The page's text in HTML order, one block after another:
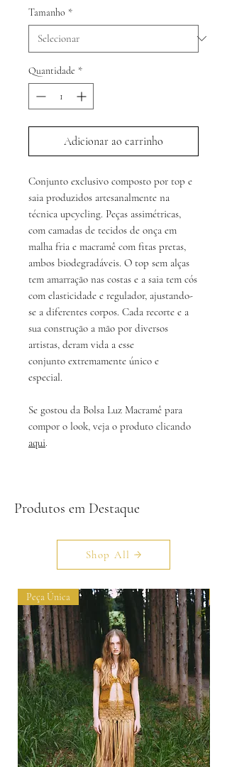
Tamanho *
Quantidade *
Adicionar ao carrinho
Conjunto exclusivo composto por top e
saia produzidos artesanalmente na
técnica upcycling. Peças assimétricas,
com camadas de tecidos de onça em
malha fria e macramê com fitas pretas,
ambos biodegradáveis. O top sem alças
tem amarração nas costas e a saia tem cós
com elasticidade e regulador, ajustando-
se a diferentes corpos. Cada recorte e a
sua construção a mão por diversos
artistas, deram vida a esse
conjunto extremamente único e
especial.
Se gostou da Bolsa Luz Macramê para
compor o look, veja o produto clicando
aqui.
Produtos em Destaque
Shop All
Peça Única